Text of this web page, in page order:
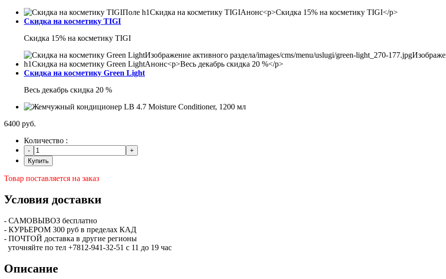
Скидка на косметику TIGI
Скидка 15% на косметику TIGI
Скидка на косметику Green Light
Весь декабрь скидка 20 %
6400 руб.
Количество :
Купить
Товар поставляется на заказ
Условия доставки
- САМОВЫВОЗ бесплатно
- КУРЬЕРОМ 300 руб в пределах КАД
- ПОЧТОЙ доставка в другие регионы
уточняйте по тел +7812-941-32-51 с 11 до 19 час
Описание